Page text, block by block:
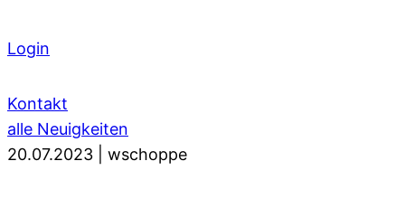
Login
Kontakt
alle Neuigkeiten
20.07.2023
wschoppe